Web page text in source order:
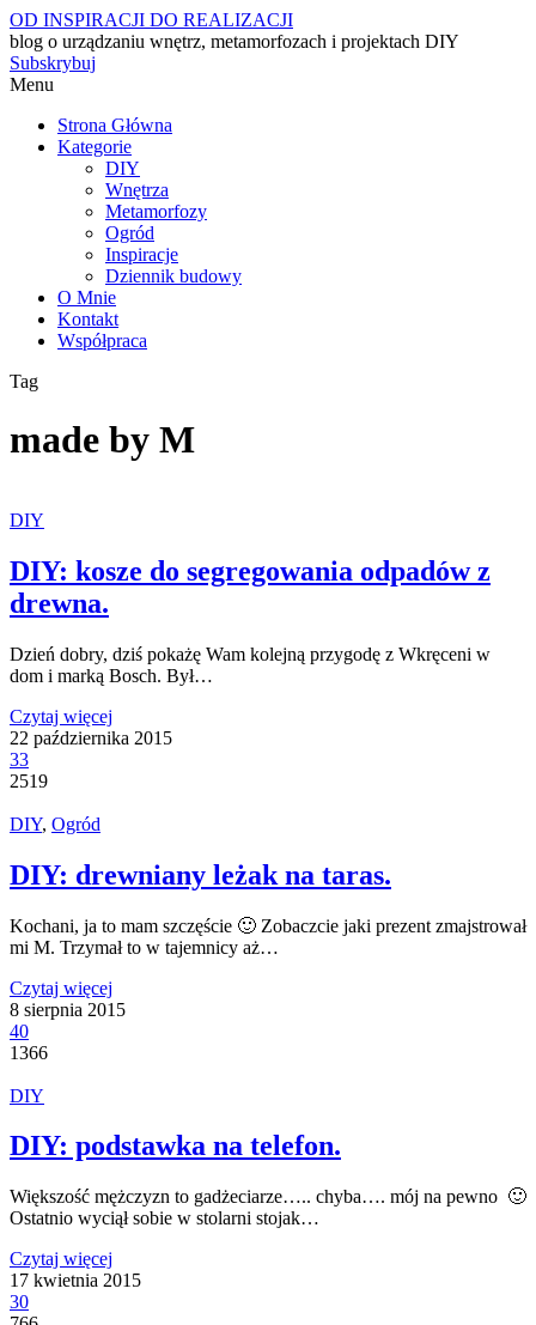
OD INSPIRACJI DO REALIZACJI
blog o urządzaniu wnętrz, metamorfozach i projektach DIY
Subskrybuj
Menu
Strona Główna
Kategorie
DIY
Wnętrza
Metamorfozy
Ogród
Inspiracje
Dziennik budowy
O Mnie
Kontakt
Współpraca
Tag
made by M
DIY
DIY: kosze do segregowania odpadów z
drewna.
Dzień dobry, dziś pokażę Wam kolejną przygodę z Wkręceni w
dom i marką Bosch. Był…
Czytaj więcej
22 października 2015
33
2519
DIY, Ogród
DIY: drewniany leżak na taras.
Kochani, ja to mam szczęście 🙂 Zobaczcie jaki prezent zmajstrował
mi M. Trzymał to w tajemnicy aż…
Czytaj więcej
8 sierpnia 2015
40
1366
DIY
DIY: podstawka na telefon.
Większość mężczyzn to gadżeciarze….. chyba…. mój na pewno 🙂
Ostatnio wyciął sobie w stolarni stojak…
Czytaj więcej
17 kwietnia 2015
30